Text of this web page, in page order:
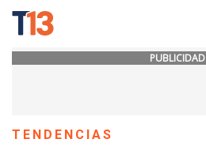
PUBLICIDAD
TENDENCIAS